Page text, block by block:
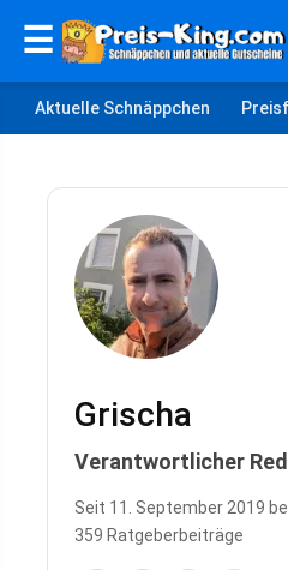
☰
Aktuelle Schnäppchen
Grischa
Verantwortlicher
Seit 11. September 2019
359 Ratgeberbeiträge